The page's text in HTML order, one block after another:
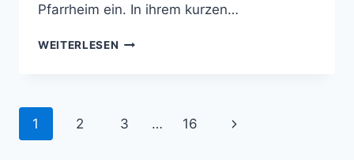
Pfarrheim ein. In ihrem kurzen…
WEITERLESEN JAHRESHAUPTVERSAMMLUNG
Seitennavigation
1 2 3 … 16
Nächste